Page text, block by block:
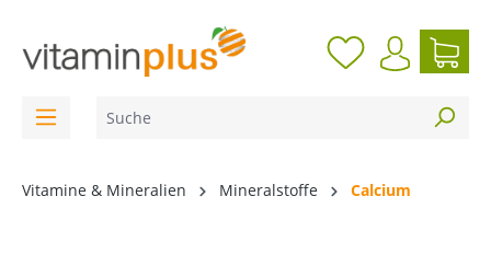
Vitamine & Mineralien Mineralstoffe Calcium